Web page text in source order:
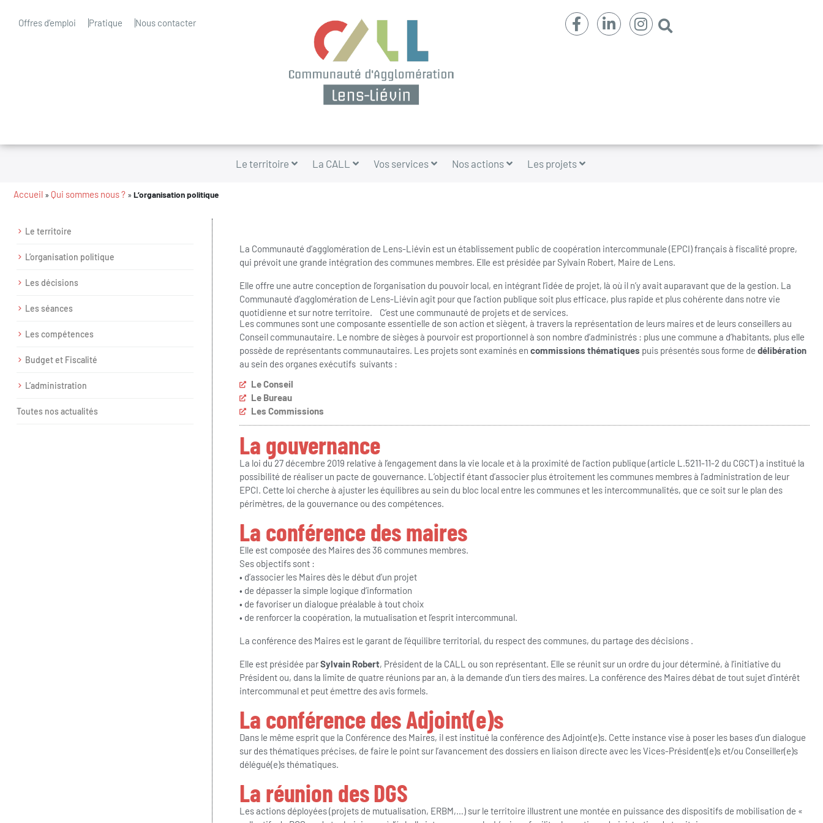
Offres d’emploi Pratique Nous contacter
Le territoire La CALL Vos services Nos actions Les projets
Accueil » Qui sommes nous ? » L’organisation politique
Le territoire
L’organisation politique
Les décisions
Les séances
Les compétences
Budget et Fiscalité
L’administration
Toutes nos actualités
La Communauté d’agglomération de Lens-Liévin est un établissement public de coopération intercommunale (EPCI) français à fiscalité propre,
qui prévoit une grande intégration des communes membres. Elle est présidée par Sylvain Robert, Maire de Lens.
Elle offre une autre conception de l’organisation du pouvoir local, en intégrant l’idée de projet, là où il n’y avait auparavant que de la gestion. La
Communauté d’agglomération de Lens-Liévin agit pour que l’action publique soit plus efficace, plus rapide et plus cohérente dans notre vie
quotidienne et sur notre territoire. C’est une communauté de projets et de services.
Les communes sont une composante essentielle de son action et siègent, à travers la représentation de leurs maires et de leurs conseillers au
Conseil communautaire. Le nombre de sièges à pourvoir est proportionnel à son nombre d’administrés : plus une commune a d’habitants, plus elle
possède de représentants communautaires. Les projets sont examinés en commissions thématiques puis présentés sous forme de délibération
au sein des organes exécutifs suivants :
Le Conseil
Le Bureau
Les Commissions
La gouvernance
La loi du 27 décembre 2019 relative à l’engagement dans la vie locale et à la proximité de l’action publique (article L.5211-11-2 du CGCT) a institué la
possibilité de réaliser un pacte de gouvernance. L’objectif étant d’associer plus étroitement les communes membres à l’administration de leur
EPCI. Cette loi cherche à ajuster les équilibres au sein du bloc local entre les communes et les intercommunalités, que ce soit sur le plan des
périmètres, de la gouvernance ou des compétences.
La conférence des maires
Elle est composée des Maires des 36 communes membres.
Ses objectifs sont :
• d’associer les Maires dès le début d’un projet
• de dépasser la simple logique d’information
• de favoriser un dialogue préalable à tout choix
• de renforcer la coopération, la mutualisation et l’esprit intercommunal.
La conférence des Maires est le garant de l’équilibre territorial, du respect des communes, du partage des décisions .
Elle est présidée parSylvain Robert, Président de la CALL ou son représentant. Elle se réunit sur un ordre du jour déterminé, à l’initiative du
Président ou, dans la limite de quatre réunions par an, à la demande d’un tiers des maires. La conférence des Maires débat de tout sujet d’intérêt
intercommunal et peut émettre des avis formels.
La conférence des Adjoint(e)s
Dans le même esprit que la Conférence des Maires, il est institué la conférence des Adjoint(e)s. Cette instance vise à poser les bases d’un dialogue
sur des thématiques précises, de faire le point sur l’avancement des dossiers en liaison directe avec les Vices-Président(e)s et/ou Conseiller(e)s
délégué(e)s thématiques.
La réunion des DGS
Les actions déployées (projets de mutualisation, ERBM,…) sur le territoire illustrent une montée en puissance des dispositifs de mobilisation de «